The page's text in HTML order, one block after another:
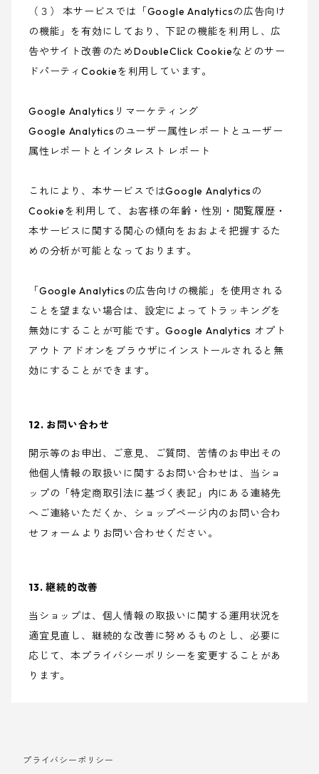
（３） 本サービスでは「Google Analyticsの広告向け
の機能」を有効にしており、下記の機能を利用し、広
告やサイト改善のためDoubleClick Cookieなどのサー
ドパーティCookieを利用しています。
Google Analyticsリマーケティング
Google Analyticsのユーザー属性レポートとユーザー
属性レポートとインタレスト レポート
これにより、本サービスではGoogle Analyticsの
Cookieを利用して、お客様の年齢・性別・閲覧履歴・
本サービスに関する関心の傾向をおおよそ把握するた
めの分析が可能となっております。
「Google Analyticsの広告向けの機能」を使用される
ことを望まない場合は、設定によってトラッキングを
無効にすることが可能です。Google Analytics オプト
アウト アドオンをブラウザにインストールされると無
効にすることができます。
12. お問い合わせ
開示等のお申出、ご意見、ご質問、苦情のお申出その
他個人情報の取扱いに関するお問い合わせは、当ショ
ップの「特定商取引法に基づく表記」内にある連絡先
へご連絡いただくか、ショップページ内のお問い合わ
せフォームよりお問い合わせください。
13. 継続的改善
当ショップは、個人情報の取扱いに関する運用状況を
適宜見直し、継続的な改善に努めるものとし、必要に
応じて、本プライバシーポリシーを変更することがあ
ります。
プライバシーポリシー